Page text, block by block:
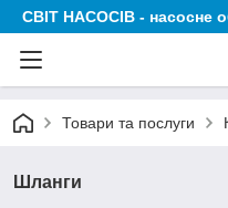
СВІТ НАСОСІВ - насосне
Товари та послуги
Шланги